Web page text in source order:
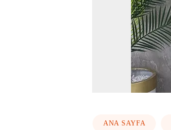
ANA SAYFA